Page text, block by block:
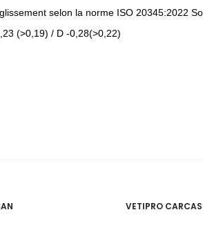
selon la norme ISO 20345:2022
(>0,19) / D -0,28(>0,22)
VETIPRO